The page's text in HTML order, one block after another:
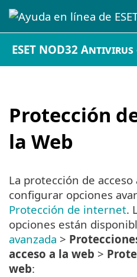
ESET NOD32 Antivirus
Protección
la Web
La protección de
configurar opciones
Protección de internet.
opciones están
avanzada >
acceso a la web >
web: